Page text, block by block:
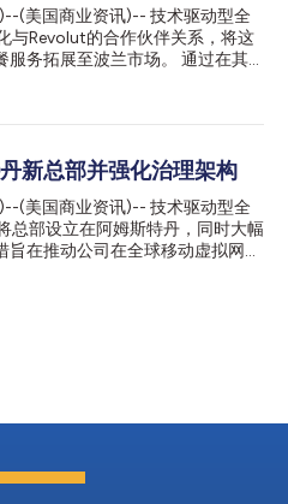
合约约束的情况下，轻松享有高
务。此次合作的关键在于，Lidl将
的身份开展业务，从而能够独立
携手重塑行...
)--(美国商业资讯)-- 技术驱动型全
与Revolut的合作伙伴关系，将这
服务拓展至波兰市场。 通过在其
据套餐起价为每月25兹罗提（约合
志着公司嵌入式电信服务战略的又
的信赖。 1GLOBAL创始人兼首
，我们热衷于与像Revolut
们与我们一样秉持创新精神，注
新总部并强化治理架构
)--(美国商业资讯)-- 技术驱动型全
总部设立在阿姆斯特丹，同时大幅
在推动公司在全球移动虚拟网络
总部的设立将1GLOBAL置于欧盟
用荷兰友好的商业环境和深厚的
1GLOBAL扩大了董事会规模。此
两位创始人将继续以集
Campen、Andrin Bachmann和
任非执行董事。Andrin Bach...